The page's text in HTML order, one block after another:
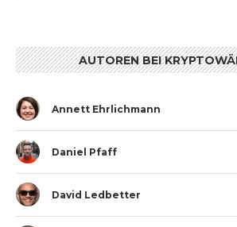
AUTOREN BEI
Annett Ehrlichmann
Daniel Pfaff
David Ledbetter